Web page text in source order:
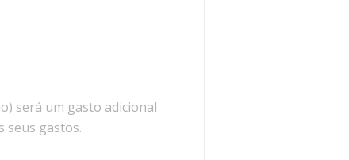
será um gasto adicional
seus gastos.